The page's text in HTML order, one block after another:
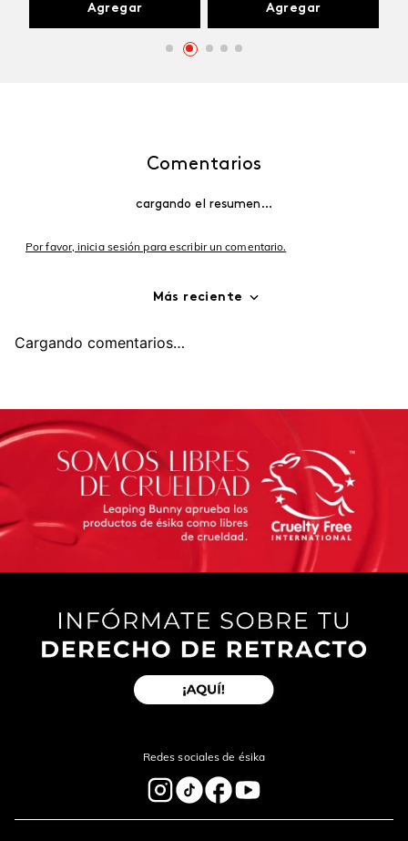
Agregar Agregar
Comentarios
cargando el resumen…
Por favor, inicia sesión para escribir un comentario.
Más reciente
Cargando comentarios…
Redes sociales de ésika